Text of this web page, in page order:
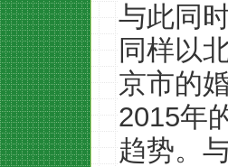
与此同
同样以
京市的
2015年
趋势。